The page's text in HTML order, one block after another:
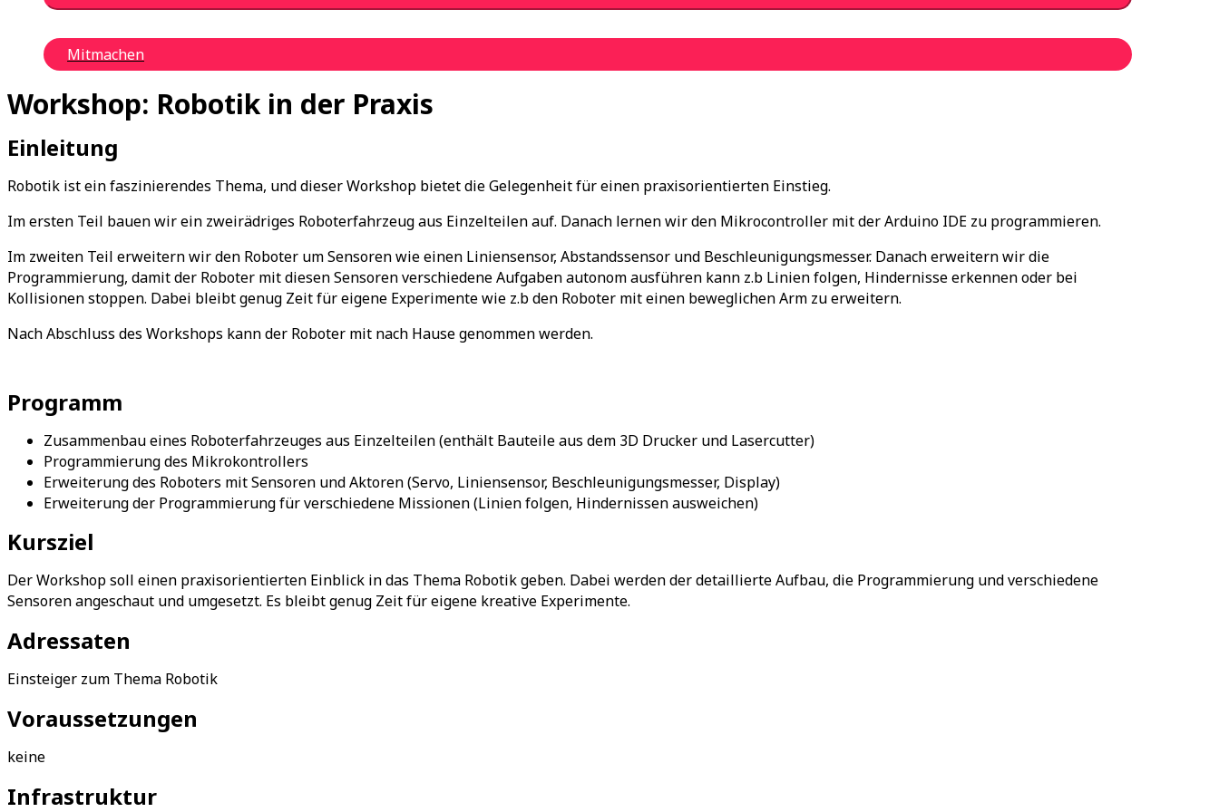
Mitmachen
Workshop: Robotik in der Praxis
Einleitung
Robotik ist ein faszinierendes Thema, und dieser Workshop bietet die Gelegenheit für einen praxisorientierten Einstieg.
Im ersten Teil bauen wir ein zweirädriges Roboterfahrzeug aus Einzelteilen auf. Danach lernen wir den Mikrocontroller mit der Arduino IDE zu programmieren.
Im zweiten Teil erweitern wir den Roboter um Sensoren wie einen Liniensensor, Abstandssensor und Beschleunigungsmesser. Danach erweitern wir die
Programmierung, damit der Roboter mit diesen Sensoren verschiedene Aufgaben autonom ausführen kann z.b Linien folgen, Hindernisse erkennen oder bei
Kollisionen stoppen. Dabei bleibt genug Zeit für eigene Experimente wie z.b den Roboter mit einen beweglichen Arm zu erweitern.
Nach Abschluss des Workshops kann der Roboter mit nach Hause genommen werden.
Programm
Zusammenbau eines Roboterfahrzeuges aus Einzelteilen (enthält Bauteile aus dem 3D Drucker und Lasercutter)
Programmierung des Mikrokontrollers
Erweiterung des Roboters mit Sensoren und Aktoren (Servo, Liniensensor, Beschleunigungsmesser, Display)
Erweiterung der Programmierung für verschiedene Missionen (Linien folgen, Hindernissen ausweichen)
Kursziel
Der Workshop soll einen praxisorientierten Einblick in das Thema Robotik geben. Dabei werden der detaillierte Aufbau, die Programmierung und verschiedene
Sensoren angeschaut und umgesetzt. Es bleibt genug Zeit für eigene kreative Experimente.
Adressaten
Einsteiger zum Thema Robotik
Voraussetzungen
keine
Infrastruktur